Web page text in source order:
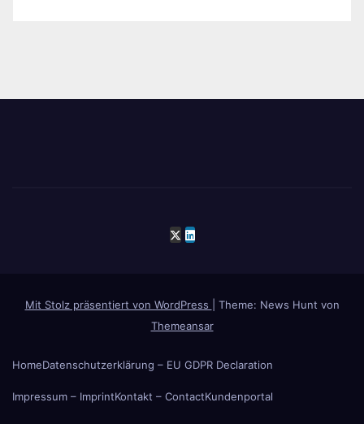
Mit Stolz präsentiert von WordPress
Theme: News Hunt von
Themeansar
HomeDatenschutzerklärung – EU GDPR Declaration
Impressum – ImprintKontakt – ContactKundenportal